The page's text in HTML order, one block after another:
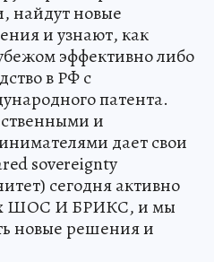
найдут новые
и узнают, как
эффективно либо
в РФ с
патента.
и
дает свои
sovereignty
сегодня активно
ШОС И БРИКС, и мы
новые решения и